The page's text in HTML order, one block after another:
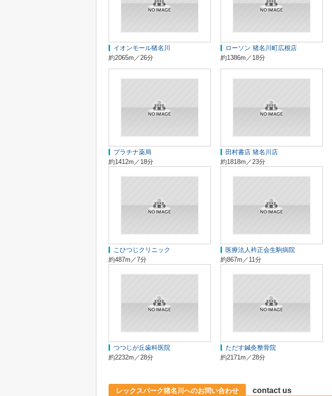
イオンモール猪名川
約2065m／26分
ローソン 猪名川町広根店
約1386m／18分
プラチナ薬局
約1412m／18分
田村書店 猪名川店
約1818m／23分
こひつじクリニック
約487m／7分
医療法人衿正会生駒病院
約867m／11分
つつじが丘歯科医院
約2232m／28分
ただす鍼灸整骨院
約2171m／28分
レックスパーク猪名川へのお問い合わせ contact us